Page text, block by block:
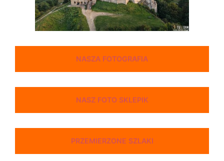
NASZA FOTOGRAFIA
NASZ FOTO SKLEPIK
PRZEMIERZONE SZLAKI